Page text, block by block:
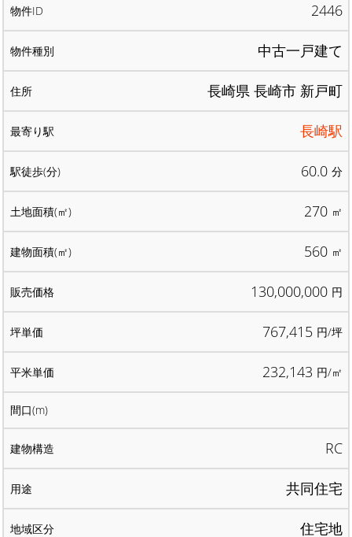
2446
中古一戸建て
長崎県 長崎市 新戸町
長崎駅
60.0 分
270 ㎡
560 ㎡
130,000,000 円
767,415 円/坪
232,143 円/㎡
RC
共同住宅
住宅地